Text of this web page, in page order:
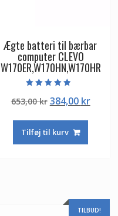
Ægte batteri til bærbar
computer CLEVO
W170ER,W170HN,W170HR
4.50
ud af 5
653,00kr Den
pris
var:
384,00 krDen
Tilføj til kurv
TILBUD!